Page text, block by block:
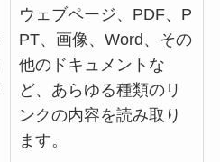
ウェブページ、PDF、P
PT、画像、Word、その
他のドキュメントな
ど、あらゆる種類のリ
ンクの内容を読み取り
ます。